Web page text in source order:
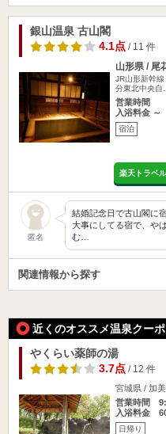
銀山温泉 古山閣
4.1点/ 11 件
山形県 / 尾
JR山形新幹
分東北中央自…
営業時間
入浴料金 ～
宿泊
楽天トラベ
匿名
結婚記念日で古山閣に
大事にしてる宿で、や
む…
関連情報から探す
近くのオススメ温泉クー
やくらい薬師の湯
3.7点/ 12 件
宮城県 / 加
営業時間
入浴料金
日帰り